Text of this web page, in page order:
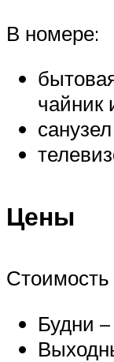
В номере:
чайник
Цены
Будни